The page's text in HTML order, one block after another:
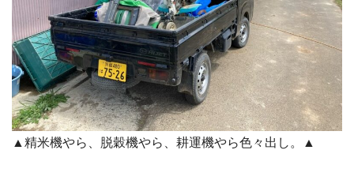
▲精米機やら、脱穀機やら、耕運機やら色々出し。▲